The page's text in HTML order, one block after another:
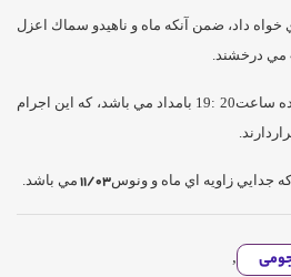
خواه داد، ضمن آنكه ماه و ناهيدو سماك اعزل
مي درخشند.
براي تماشاي اين پديده ساعت20 :19 بامداد مي باشد، كه اين اجرام
جدايي زاويه اي ماه و ونوس11/03 مي باشد.
,